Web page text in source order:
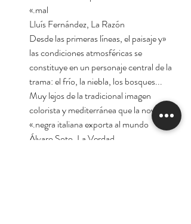
mal.»
Lluís Fernández, La Razón
«Desde las primeras líneas, el paisaje y
las condiciones atmosféricas se
constituye en un personaje central de la
trama: el frío, la niebla, los bosques...
Muy lejos de la tradicional imagen
colorista y mediterránea que la novela
negra italiana exporta al mundo.»
Álvaro Soto, La Verdad